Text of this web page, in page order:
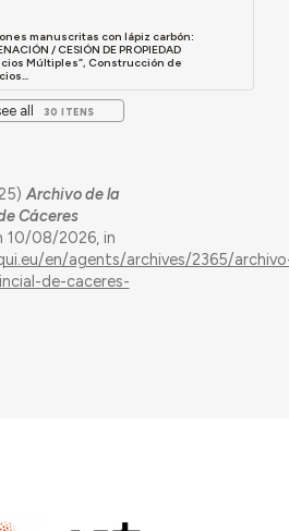
manuscritas con lápiz carbón:
/ CESIÓN DE PROPIEDAD
Múltiples”, Construcción de
all 30 ITENS
Archivo de la
Cáceres
10/08/2026, in
en/agents/archives/2365/
de-caceres-